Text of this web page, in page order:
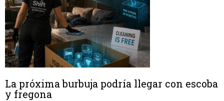
La próxima burbuja podría llegar con escoba
y fregona